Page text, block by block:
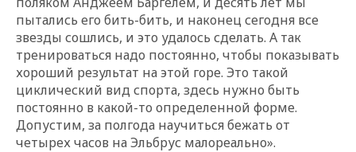
пытались его бить-бить, и наконец сегодня все
звезды сошлись, и это удалось сделать. А так
тренироваться надо постоянно, чтобы показывать
хороший результат на этой горе. Это такой
циклический вид спорта, здесь нужно быть
постоянно в какой-то определенной форме.
Допустим, за полгода научиться бежать от
четырех часов на Эльбрус малореально».